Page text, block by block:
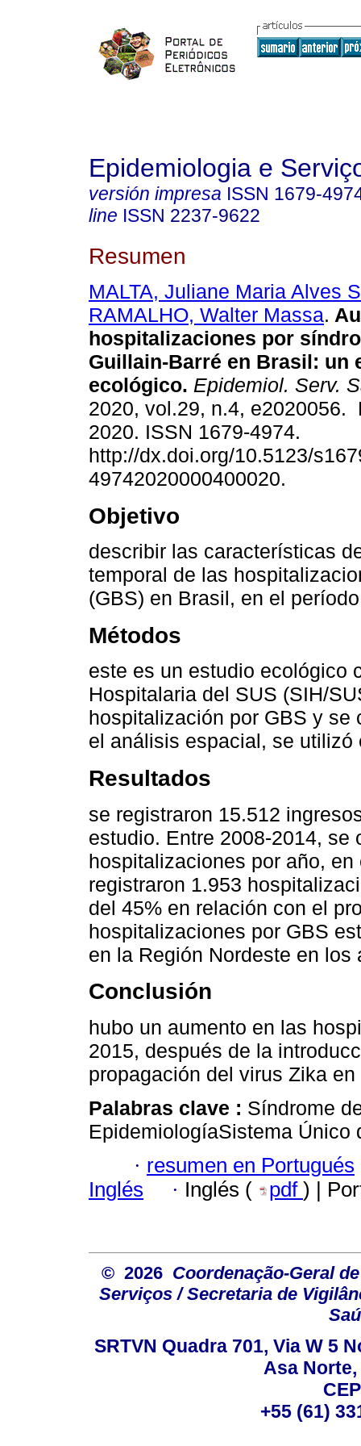
Epidemiologia e
versión impresa ISSN 1679-
line ISSN 2237-9622
Resumen
MALTA, Juliane Maria Alves
RAMALHO, Walter Massa.
hospitalizaciones por
Guillain-Barré en Brasil: un
ecológico. Epidemiol. Serv.
2020, vol.29, n.4, e2020056.
2020. ISSN 1679-4974.
http://dx.doi.org/10.5123/
49742020000400020.
Objetivo
describir las características
temporal de las
(GBS) en Brasil, en el
Métodos
este es un estudio ecológico
Hospitalaria del SUS (SIH/
hospitalización por GBS y se
el análisis espacial, se
Resultados
se registraron 15.512
estudio. Entre 2008-2014, se
hospitalizaciones por año,
registraron 1.953
del 45% en relación con el
hospitalizaciones por GBS
en la Región Nordeste en los
Conclusión
hubo un aumento en las
2015, después de la
propagación del virus Zika
Palabras clave : Síndrome
EpidemiologíaSistema
· resumen en Portugués
Inglés
· Inglés ( pdf ) |
© 2026 Coordenação-Geral
Serviços / Secretaria de
SRTVN Quadra 701, Via W 5
Asa
+55 (61)